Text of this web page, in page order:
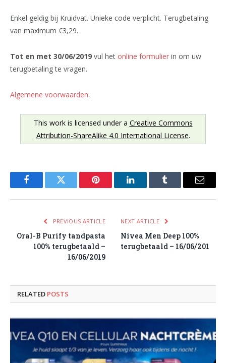
Enkel geldig bij Kruidvat. Unieke code verplicht. Terugbetaling
van maximum €3,29.
Tot en met 30/06/2019 vul het online formulier in om uw
terugbetaling te vragen.
Algemene voorwaarden.
This work is licensed under a Creative Commons
Attribution-ShareAlike 4.0 International License.
FacebookTwitter Pinterest LinkedInTumblr Email
PREVIOUS ARTICLE
Oral-B Purify tandpasta
100% terugbetaald –
16/06/2019
NEXT ARTICLE
Nivea Men Deep 100%
terugbetaald – 16/06/201
RELATED POSTS